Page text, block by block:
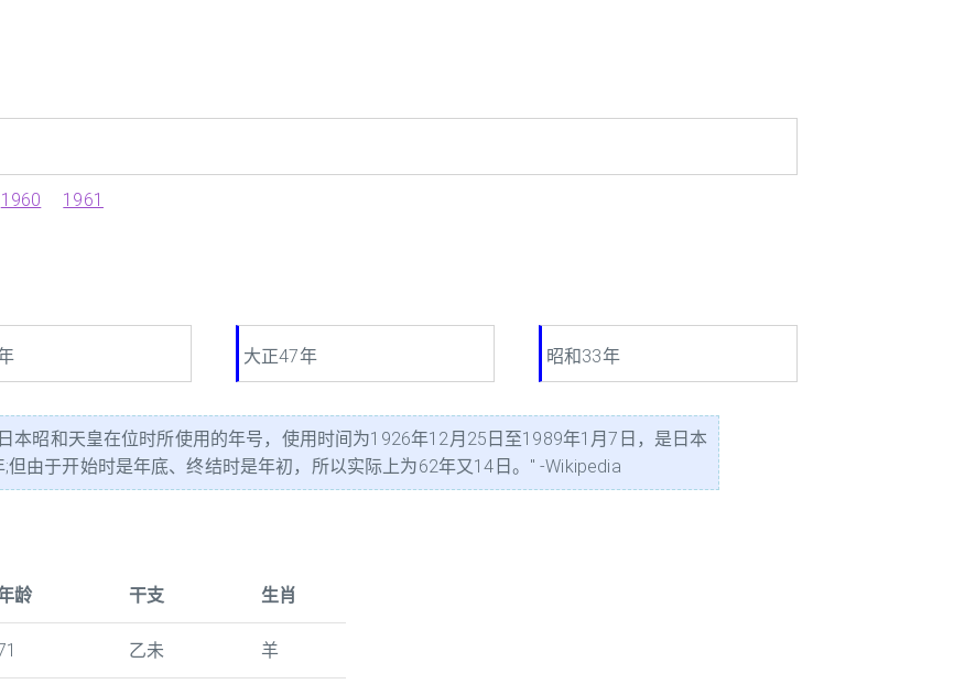
1960 1961
大正47年 昭和33年
本昭和天皇在位时所使用的年号，使用时间为1926年12月25日至1989年1月7日，是日本
由于开始时是年底、终结时是年初，所以实际上为62年又14日。" -Wikipedia
龄 干支 生肖
乙未 羊